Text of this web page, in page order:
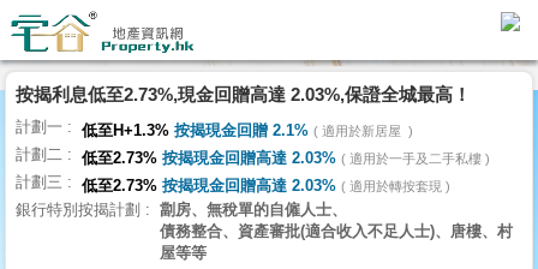
代
理
主
頁
搵
樓/
按揭利息低至2.73%,現金回贈高達 2.03%,保證全城最高！
計劃一 低至H+1.3% 按揭現金回贈 2.1% 適用於新居屋
計劃二 低至2.73% 按揭現金回贈高達 2.03% 適用於一手及二手私樓
計劃三 低至2.73% 按揭現金回贈高達 2.03% 適用於轉按套現
銀行特別按揭計劃
劏房、無稅單的自僱人士、
債務整合、資產審批(適合收入不足人士)、唐樓、村
屋等等